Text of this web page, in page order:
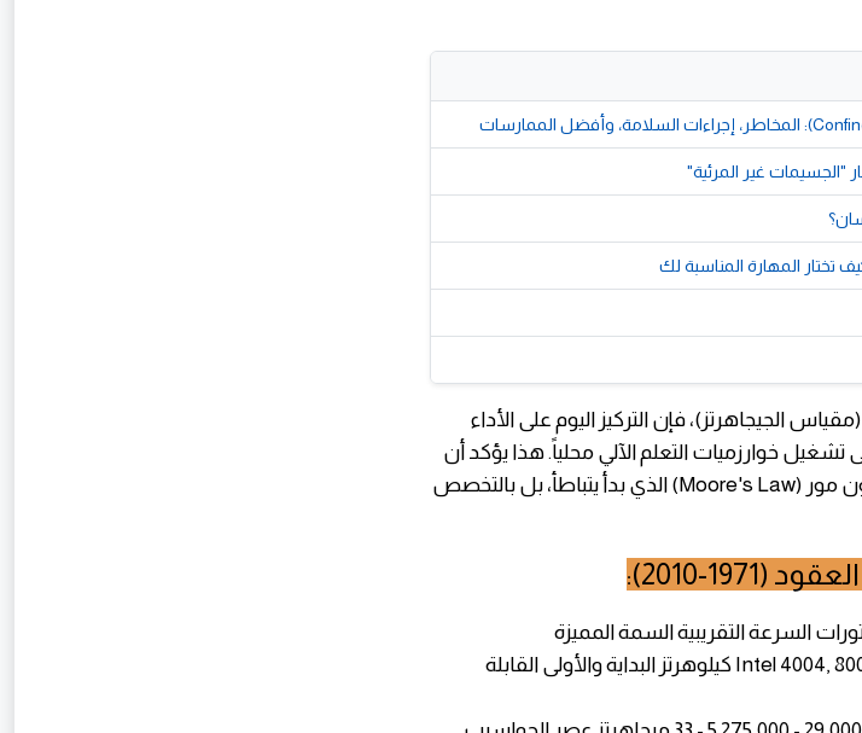
"الجسيمات غير المرئية"
تختار المهارة المناسبة لك
الجيجاهرتز)، فإن التركيز اليوم على الأداء
تشغيل خوارزميات التعلم الآلي محلياً. هذا يؤكد أن
تطور المعالجات لم يعد مقيداً فقط بقانون مور (Moore's Law) الذي بدأ يتباطأ، بل بالتخصص
2010):
السرعة التقريبية السمة المميزة
1971-1978 (4-8 بت) Intel 4004, 8008 2,300 - 3,500 740 كيلوهرتز البداية والأولى القابلة